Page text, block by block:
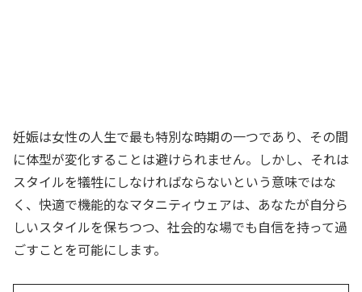
妊娠は女性の人生で最も特別な時期の一つであり、その間
に体型が変化することは避けられません。しかし、それは
スタイルを犠牲にしなければならないという意味ではな
く、快適で機能的なマタニティウェアは、あなたが自分ら
しいスタイルを保ちつつ、社会的な場でも自信を持って過
ごすことを可能にします。